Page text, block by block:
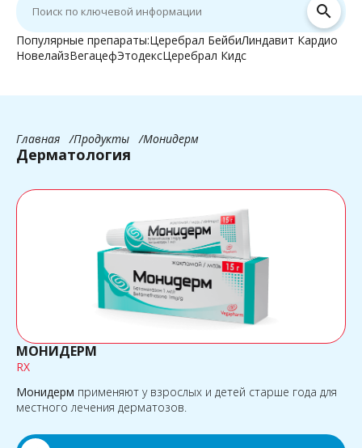
search
Популярные препараты:Церебрал БейбиЛиндавит Кардио
НовелайзВегацефЭтодексЦеребрал Кидс
Дерматология
Главная Продукты Монидерм
МОНИДЕРМ
RX
Монидерм применяют у взрослых и детей старше года для
местного лечения дерматозов.